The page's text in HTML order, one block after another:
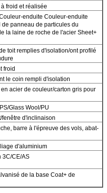
froid et réalisée
enduite Couleur-enduite
panneau de particules du
la laine de roche de l'acier Sheet+
toit remplies d'isolation/ont profilé
froid
le coin rempli d'isolation
acier de couleur/carton gris pour
Glass Wool/PU
fenêtre d'inclinaison
barre à l'épreuve des vols, abat-
d'aluminium
3C/CE/AS
de la base Coat+ de